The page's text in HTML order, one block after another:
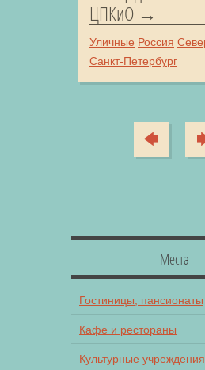
ЦПКиО
Уличные Россия
Санкт-Петербург
Места
Гостиницы, пансионаты
Кафе и рестораны
Культурные учреждения